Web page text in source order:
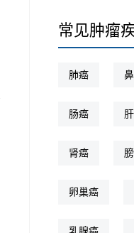
常见肿瘤
肺癌
肠癌
肾癌
卵巢癌